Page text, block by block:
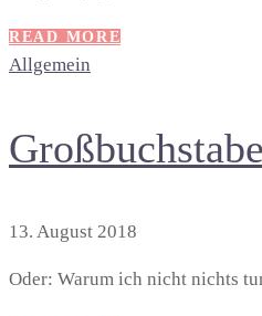
READ MORE
Allgemein
13. August 2018
Oder: Warum ich nicht nichts